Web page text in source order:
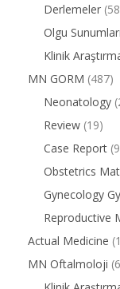
Derlemeler
Olgu Sunumları
Klinik
MN GORM (487)
Neonatology
Review (19)
Case Report
Obstetrics
Gynecology
Reproductive
Actual Medicine
MN Oftalmoloji